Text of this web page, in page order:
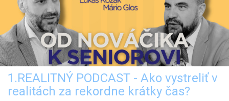
1.REALITNÝ PODCAST - Ako vystreliť v
realitách za rekordne krátky čas?